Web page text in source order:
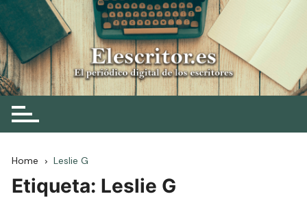
Skip
to
content
Elescritor.es
El periódico digital de los escritores
Home Leslie G
Etiqueta: Leslie G